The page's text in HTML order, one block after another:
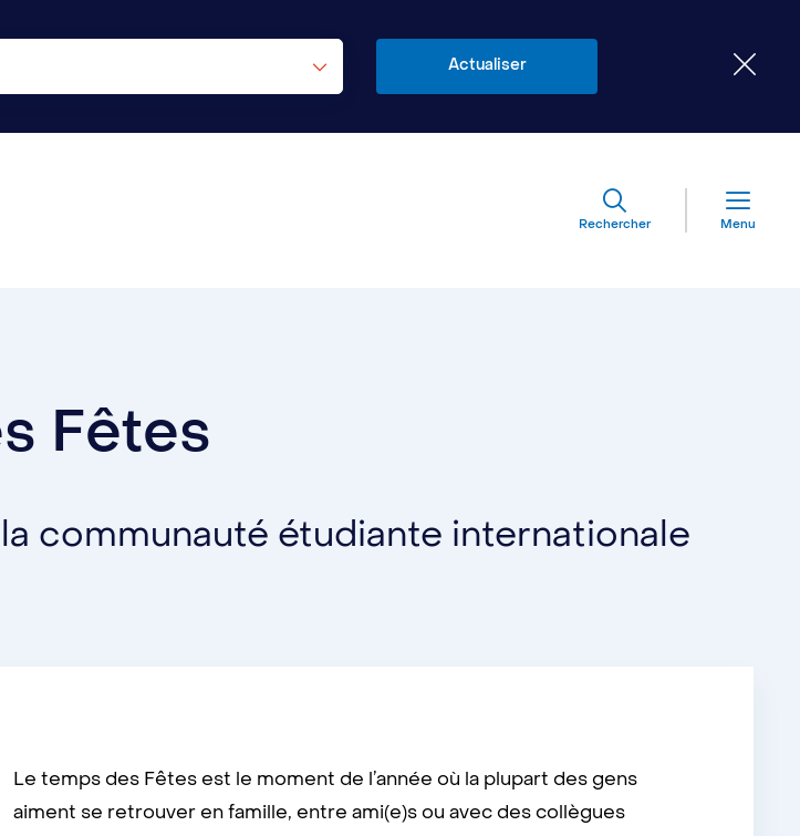
Rechercher Menu
Fêtes
communauté étudiante internationale
Le temps des Fêtes est le moment de l’année où la plupart des gens
aiment se retrouver en famille, entre ami(e)s ou avec des collègues